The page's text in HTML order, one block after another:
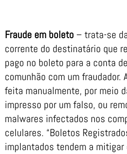
Fraude em boleto – trata-se
corrente do destinatário que
pago no boleto para a conta
comunhão com um fraudador.
feita manualmente, por meio
impresso por um falso, ou
malwares infectados nos
celulares. “Boletos
implantados tendem a